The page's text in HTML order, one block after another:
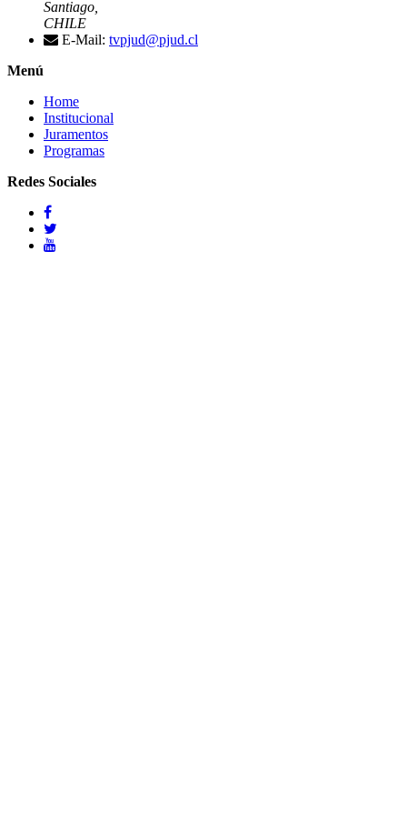
Santiago,
CHILE
E-Mail: tvpjud@pjud.cl
Menú
Home
Institucional
Juramentos
Programas
Redes Sociales